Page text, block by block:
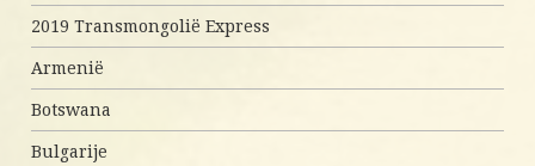
2019 Transmongolië Express
Armenië
Botswana
Bulgarije